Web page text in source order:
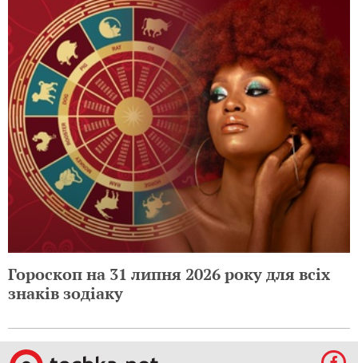
Гороскоп на 31 липня 2026 року для всіх
знаків зодіаку